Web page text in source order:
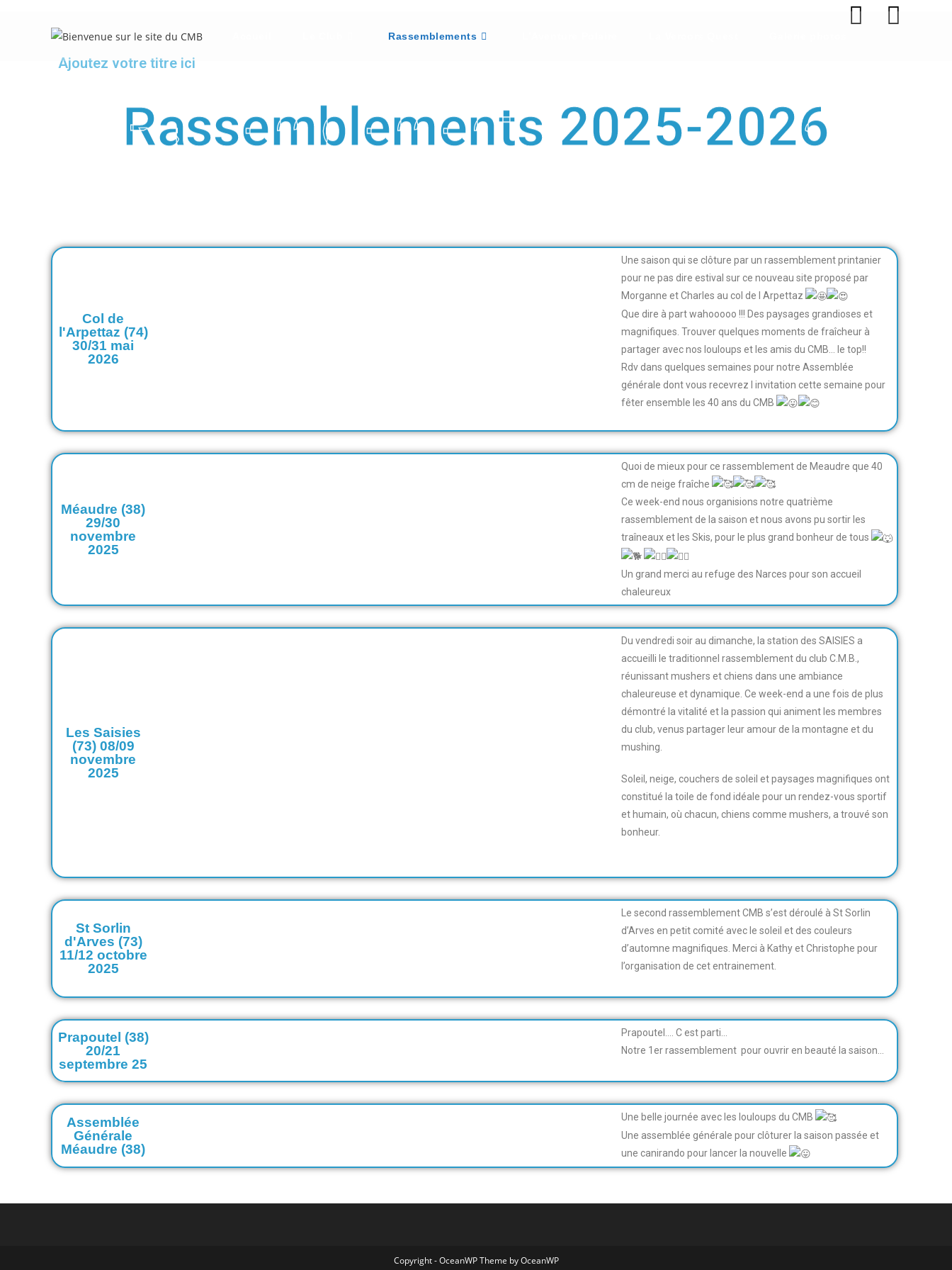
Rassemblements
Ajoutez votre titre ici
Rassemblements 2025-2026
Col de
l'Arpettaz (74)
30/31 mai
2026
Une saison qui se clôture par un rassemblement printanier
pour ne pas dire estival sur ce nouveau site proposé par
Morganne et Charles au col de l Arpettaz
Que dire à part wahooooo !!! Des paysages grandioses et
magnifiques. Trouver quelques moments de fraîcheur à
partager avec nos louloups et les amis du CMB… le top!!
Rdv dans quelques semaines pour notre Assemblée
générale dont vous recevrez l invitation cette semaine pour
fêter ensemble les 40 ans du CMB
Méaudre (38)
29/30
novembre
2025
Quoi de mieux pour ce rassemblement de Meaudre que 40
cm de neige fraîche
Ce week-end nous organisions notre quatrième
rassemblement de la saison et nous avons pu sortir les
traîneaux et les Skis, pour le plus grand bonheur de tous
Un grand merci au refuge des Narces pour son accueil
chaleureux
Les Saisies
(73) 08/09
novembre
2025
Du vendredi soir au dimanche, la station des SAISIES a
accueilli le traditionnel rassemblement du club C.M.B.,
réunissant mushers et chiens dans une ambiance
chaleureuse et dynamique. Ce week-end a une fois de plus
démontré la vitalité et la passion qui animent les membres
du club, venus partager leur amour de la montagne et du
mushing.
Soleil, neige, couchers de soleil et paysages magnifiques ont
constitué la toile de fond idéale pour un rendez-vous sportif
et humain, où chacun, chiens comme mushers, a trouvé son
bonheur.
St Sorlin
d'Arves (73)
11/12 octobre
2025
Le second rassemblement CMB s’est déroulé à St Sorlin
d’Arves en petit comité avec le soleil et des couleurs
d’automne magnifiques. Merci à Kathy et Christophe pour
l’organisation de cet entrainement.
Prapoutel (38)
20/21
septembre 25
Prapoutel…. C est parti…
Notre 1er rassemblement pour ouvrir en beauté la saison…
Assemblée
Générale
Méaudre (38)
Une belle journée avec les louloups du CMB
Une assemblée générale pour clôturer la saison passée et
une canirando pour lancer la nouvelle
Copyright - OceanWP Theme by OceanWP